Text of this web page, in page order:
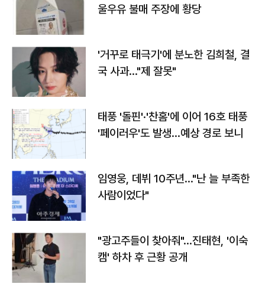
울우유 불매 주장에 황당
'거꾸로 태극기'에 분노한 김희철, 결
국 사과…"제 잘못"
태풍 '돌핀'·'찬홈'에 이어 16호 태풍
'페이러우'도 발생…예상 경로 보니
임영웅, 데뷔 10주년…"난 늘 부족한
사람이었다"
"광고주들이 찾아줘"…진태현, '이숙
캠' 하차 후 근황 공개